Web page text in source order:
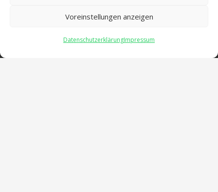
Voreinstellungen anzeigen
DatenschutzerklärungImpressum